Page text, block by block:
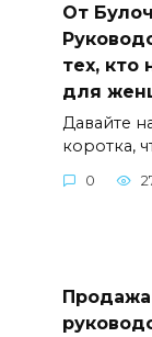
От
тех, кто
для
Давайте
коротка,
0
Продажа